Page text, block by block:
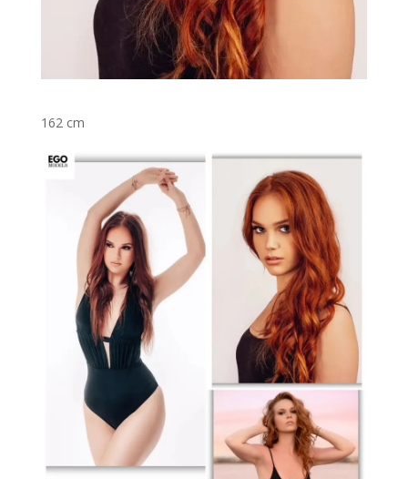
162 cm